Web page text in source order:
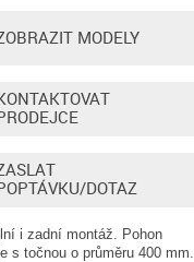
MODELY
DOTAZ
i zadní montáž. Pohon
s točnou o průměru 400 mm.